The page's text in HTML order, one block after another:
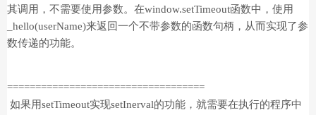
其调用，不需要使用参数。在window.setTimeout函数中，使用
_hello(userName)来返回一个不带参数的函数句柄，从而实现了参
数传递的功能。
===================================
如果用setTimeout实现setInerval的功能，就需要在执行的程序中